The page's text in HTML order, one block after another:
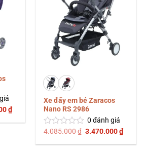
₫Giá
hiện
tại
2.548.000 ₫.
Xe đẩy em bé Zaracos
Nano RS 2986
Được
0 đánh giá
4.085.000₫ Giá
là:
3.470.000₫Giá
hiện
tại